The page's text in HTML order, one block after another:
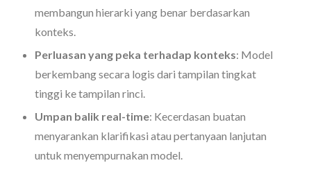
membangun hierarki yang benar berdasarkan
konteks.
Perluasan yang peka terhadap konteks: Model
berkembang secara logis dari tampilan tingkat
tinggi ke tampilan rinci.
Umpan balik real-time: Kecerdasan buatan
menyarankan klarifikasi atau pertanyaan lanjutan
untuk menyempurnakan model.